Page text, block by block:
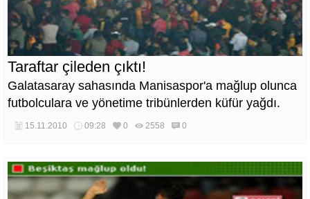
Taraftar çileden çıktı!
Galatasaray sahasında Manisaspor'a mağlup olunca
futbolculara ve yönetime tribünlerden küfür yağdı.
15.11.2010 09:28 0 2558 0